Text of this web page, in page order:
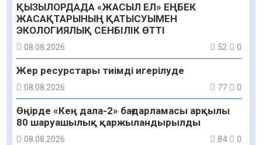
ҚЫЗЫЛОРДАДА «ЖАСЫЛ ЕЛ» ЕҢБЕК
ЖАСАҚТАРЫНЫҢ ҚАТЫСУЫМЕН
ЭКОЛОГИЯЛЫҚ СЕНБІЛІК ӨТТІ
08.08.2026 52 0
Жер ресурстары тиімді игерілуде
08.08.2026 77 0
Өңірде «Кең дала-2» бағдарламасы арқылы
80 шаруашылық қаржыландырылды
08.08.2026 84 0